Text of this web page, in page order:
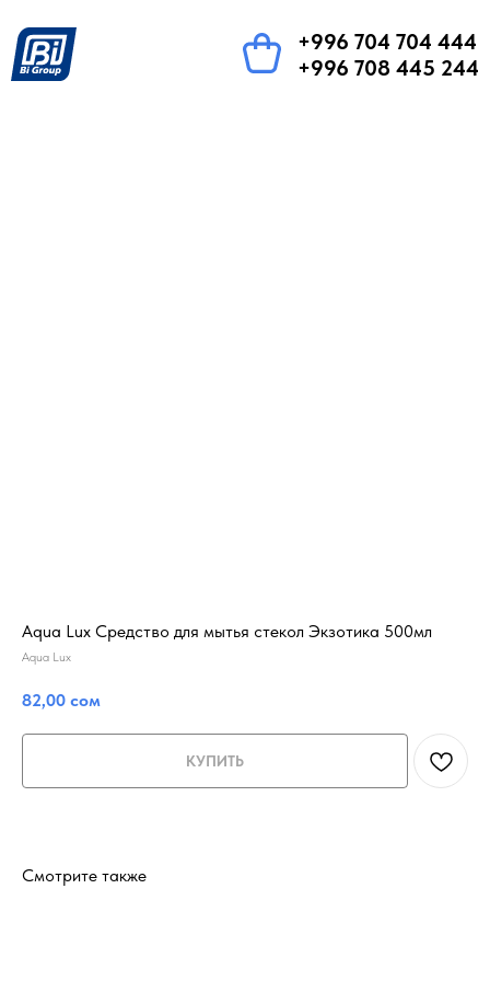
+996 704 704 444
+996 708 445 244
Aqua Lux Средство для мытья стекол Экзотика 500мл
Aqua Lux
82,00 сом
КУПИТЬ
Смотрите также